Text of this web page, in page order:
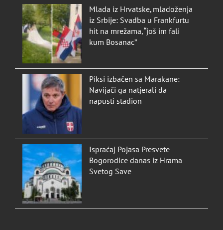
Mlada iz Hrvatske, mladoženja
iz Srbije: Svadba u Frankfurtu
hit na mrežama, “još im fali
kum Bosanac”
Piksi izbačen sa Marakane:
Navijači ga natjerali da
napusti stadion
Ispraćaj Pojasa Presvete
Bogorodice danas iz Hrama
Svetog Save